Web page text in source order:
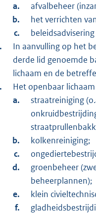
afvalbeheer
het verrichten
In aanvulling op het
derde lid genoemde
lichaam en de
Het openbaar
straatreiniging
kolkenreiniging;
groenbeheer
beheerplannen);
klein